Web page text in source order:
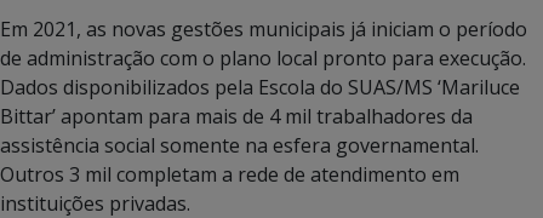
Em 2021, as novas gestões municipais já iniciam o período
de administração com o plano local pronto para execução.
Dados disponibilizados pela Escola do SUAS/MS ‘Mariluce
Bittar’ apontam para mais de 4 mil trabalhadores da
assistência social somente na esfera governamental.
Outros 3 mil completam a rede de atendimento em
instituições privadas.